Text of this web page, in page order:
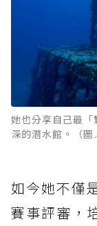
她也分享自己最
深的潛水館。（圖
如今她不僅
賽事評審，